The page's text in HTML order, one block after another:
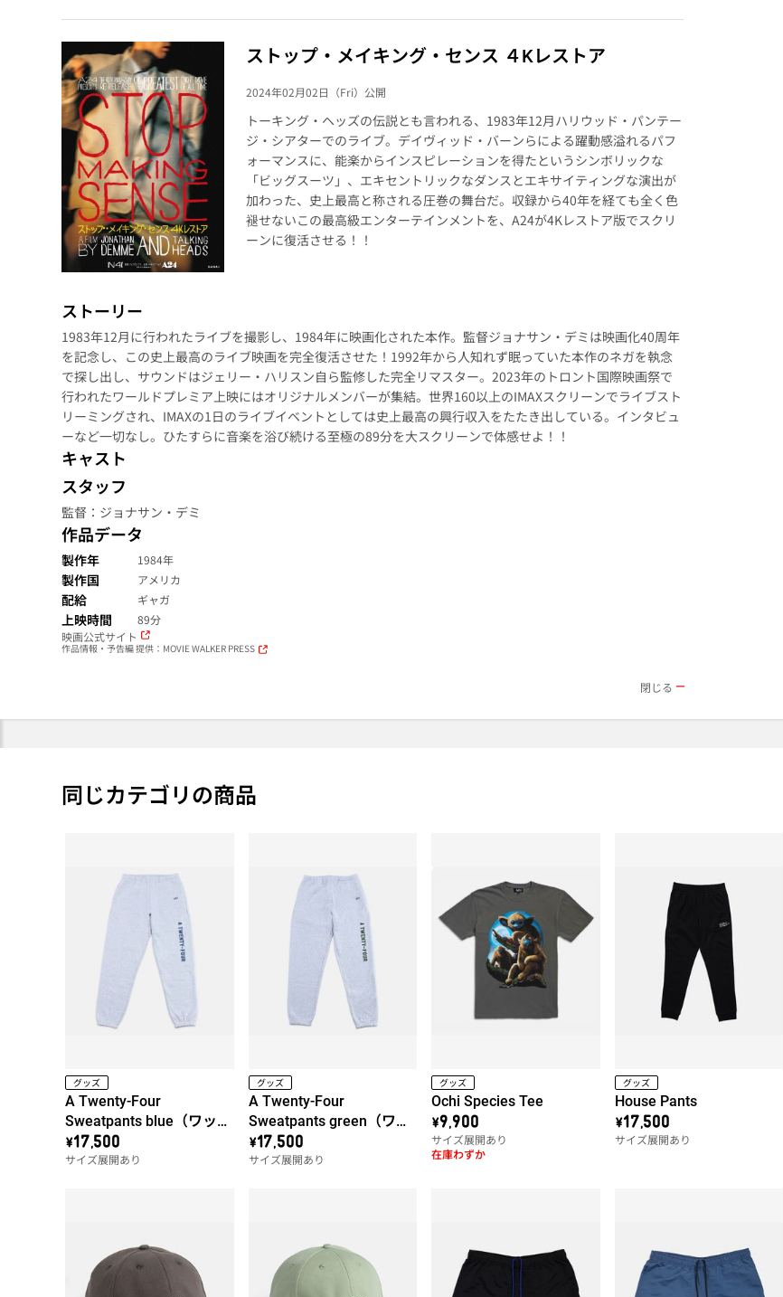
ストップ・メイキング・センス ４Kレストア
2024年02月02日（Fri）公開
トーキング・ヘッズの伝説とも言われる、1983年12月ハリウッド・パンテー
ジ・シアターでのライブ。デイヴィッド・バーンらによる躍動感溢れるパフ
ォーマンスに、能楽からインスピレーションを得たというシンボリックな
「ビッグスーツ」、エキセントリックなダンスとエキサイティングな演出が
加わった、史上最高と称される圧巻の舞台だ。収録から40年を経ても全く色
褪せないこの最高級エンターテインメントを、A24が4Kレストア版でスクリ
ーンに復活させる！！
ストーリー
1983年12月に行われたライブを撮影し、1984年に映画化された本作。監督ジョナサン・デミは映画化40周年
を記念し、この史上最高のライブ映画を完全復活させた！1992年から人知れず眠っていた本作のネガを執念
で探し出し、サウンドはジェリー・ハリスン自ら監修した完全リマスター。2023年のトロント国際映画祭で
行われたワールドプレミア上映にはオリジナルメンバーが集結。世界160以上のIMAXスクリーンでライブスト
リーミングされ、IMAXの1日のライブイベントとしては史上最高の興行収入をたたき出している。インタビュ
ーなど一切なし。ひたすらに音楽を浴び続ける至極の89分を大スクリーンで体感せよ！！
キャスト
スタッフ
監督：ジョナサン・デミ
作品データ
製作年 1984年
製作国 アメリカ
配給 ギャガ
上映時間
89分
映画公式サイト
作品情報・予告編 提供：MOVIE WALKER PRESS
閉じる
同じカテゴリの商品
グッズ
A Twenty-Four
Sweatpants blue（ワッペ
ン左）
\17,500
サイズ展開あり
グッズ
A Twenty-Four
Sweatpants green（ワッ
ペン左）
\17,500
サイズ展開あり
グッズ
Ochi Species Tee
\9,900
サイズ展開あり
在庫わずか
グッズ
House Pants
\17,500
サイズ展開あり